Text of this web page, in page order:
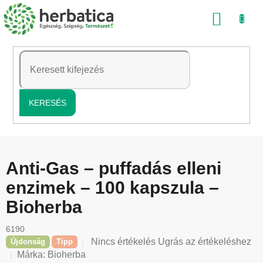
Ugrás
a
tartalomhoz
KERESÉS
Anti-Gas – puffadás elleni
enzimek – 100 kapszula –
Bioherba
6190
Újdonság Tipp
A
Nincs értékelés Ugrás az értékeléshez
Márka: Bioherba